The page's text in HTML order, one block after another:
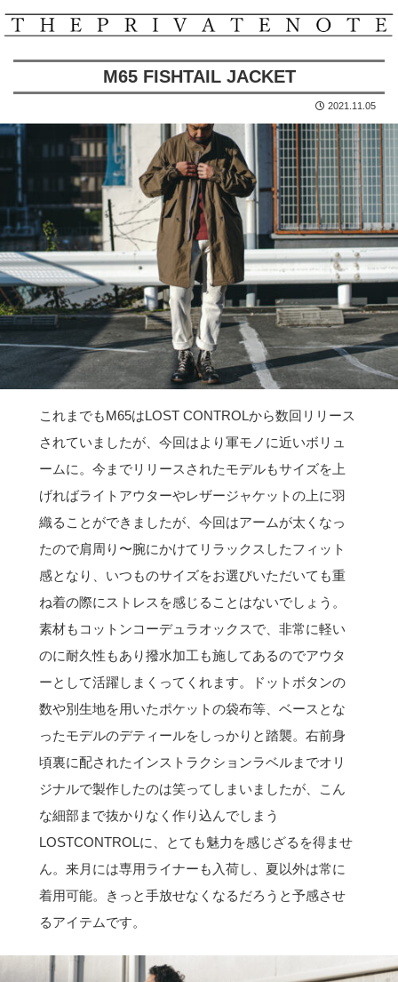
M65 FISHTAIL JACKET
2021.11.05
これまでもM65はLOST CONTROLから数回リリース
されていましたが、今回はより軍モノに近いボリュ
ームに。今までリリースされたモデルもサイズを上
げればライトアウターやレザージャケットの上に羽
織ることができましたが、今回はアームが太くなっ
たので肩周り〜腕にかけてリラックスしたフィット
感となり、いつものサイズをお選びいただいても重
ね着の際にストレスを感じることはないでしょう。
素材もコットンコーデュラオックスで、非常に軽い
のに耐久性もあり撥水加工も施してあるのでアウタ
ーとして活躍しまくってくれます。ドットボタンの
数や別生地を用いたポケットの袋布等、ベースとな
ったモデルのデティールをしっかりと踏襲。右前身
頃裏に配されたインストラクションラベルまでオリ
ジナルで製作したのは笑ってしまいましたが、こん
な細部まで抜かりなく作り込んでしまう
LOSTCONTROLに、とても魅力を感じざるを得ませ
ん。来月には専用ライナーも入荷し、夏以外は常に
着用可能。きっと手放せなくなるだろうと予感させ
るアイテムです。